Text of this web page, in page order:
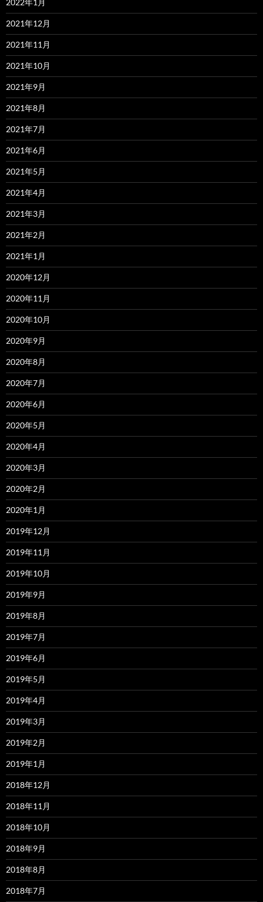
2022年1月
2021年12月
2021年11月
2021年10月
2021年9月
2021年8月
2021年7月
2021年6月
2021年5月
2021年4月
2021年3月
2021年2月
2021年1月
2020年12月
2020年11月
2020年10月
2020年9月
2020年8月
2020年7月
2020年6月
2020年5月
2020年4月
2020年3月
2020年2月
2020年1月
2019年12月
2019年11月
2019年10月
2019年9月
2019年8月
2019年7月
2019年6月
2019年5月
2019年4月
2019年3月
2019年2月
2019年1月
2018年12月
2018年11月
2018年10月
2018年9月
2018年8月
2018年7月